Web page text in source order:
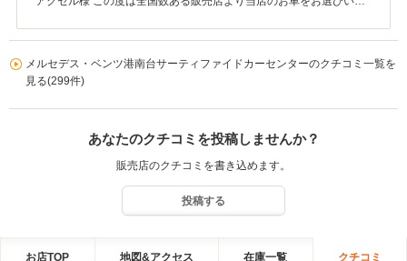
ございます。 アクセル様のカーライフがより豊かになるよう努めて
まいりますので今後ともどうぞ末永いお付き合いをよろしくお願い
営業担当：中島
メルセデス・ベンツ港南台サーティファイドカーセンターのクチコミ一覧を
見る(299件)
あなたのクチコミを投稿しませんか？
販売店のクチコミを書き込めます。
投稿する
お店TOP 地図&アクセス 在庫一覧 クチコミ